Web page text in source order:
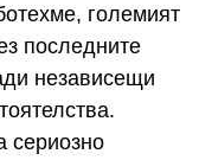
големият
последните
независещи
сериозно